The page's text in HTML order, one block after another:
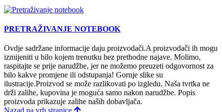
PRETRAŽIVANJE NOTEBOOK
Ovdje sadržane informacije daju proizvodači.A proizvodači ih mogu
izmijeniti u bilo kojem trenutku bez prethodne najave. Molimo,
raspitajte se prije narudžbe, jer ne možemo preuzeti odgovornost za
bilo kakve promjene ili odstupanja! Gornje slike su
ilustracije.Proizvod se može razlikovati po izgledu. Naša tvrtka ne
drži zalihe, kupovina je moguća samo nakon narudžbe. Popis
proizvoda prikazuje zalihe naših dobavljača.